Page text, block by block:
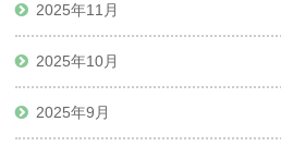
2025年11月
2025年10月
2025年9月